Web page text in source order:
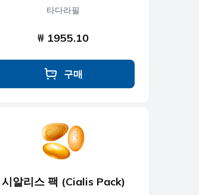
타다라필
₩ 1955.10
구매
시알리스 팩 (Cialis Pack)